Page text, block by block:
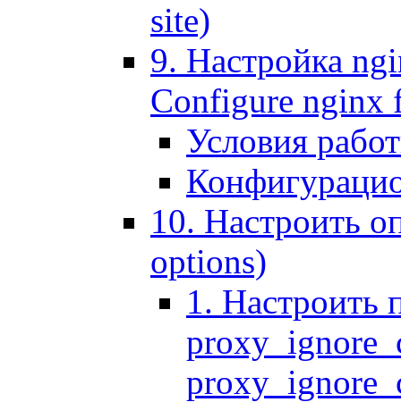
site)
9. Настройка
Configure nginx
Условия
10. Настроить
options)
1. Настроить